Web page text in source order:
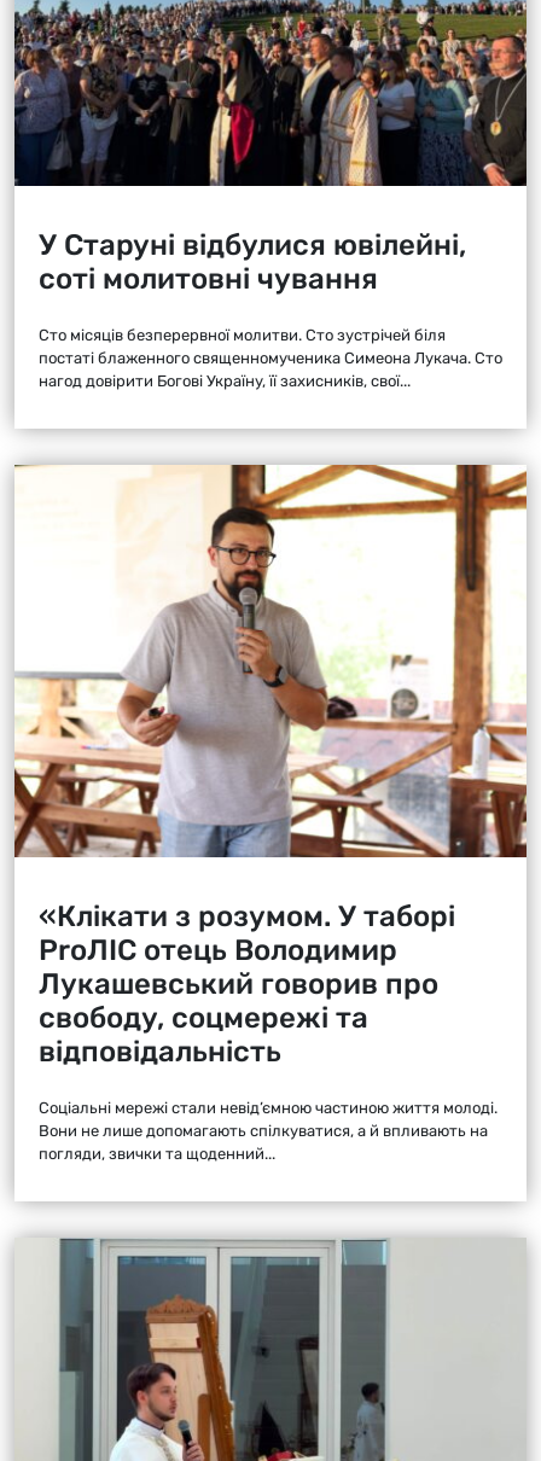
У Старуні відбулися ювілейні,
соті молитовні чування
Сто місяців безперервної молитви. Сто зустрічей біля
постаті блаженного священномученика Симеона Лукача. Сто
нагод довірити Богові Україну, її захисників, свої...
«Клікати з розумом. У таборі
ProЛІС отець Володимир
Лукашевський говорив про
свободу, соцмережі та
відповідальність
Соціальні мережі стали невід’ємною частиною життя молоді.
Вони не лише допомагають спілкуватися, а й впливають на
погляди, звички та щоденний...